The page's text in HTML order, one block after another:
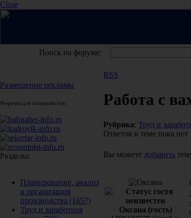
Close
Поиск на форуме:
Размещение рекламы
Форумы для специалистов:
Разделы:
Планирование, анализ
и организация
производства (1657)
Труд и заработная
RSS
Работа с
Рубрика: Труд и
Ответов в теме пока нет
Вы можете добавить
Оксана (гость)